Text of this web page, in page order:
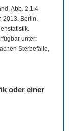
Abb. 2.1.4
2013. Berlin.
unter:
Sterbefälle,
oder einer